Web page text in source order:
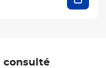
consulté